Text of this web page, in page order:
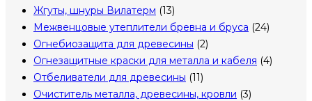
Жгуты, шнуры Вилатерм (13)
Межвенцовые утеплители бревна и бруса (24)
Огнебиозащита для древесины (2)
Огнезащитные краски для металла и кабеля (4)
Отбеливатели для древесины (11)
Очиститель металла, древесины, кровли (3)